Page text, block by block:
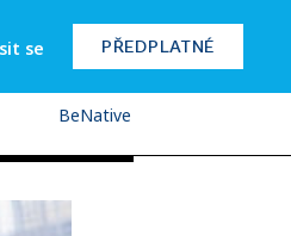
se PŘEDPLATNÉ
BeNative